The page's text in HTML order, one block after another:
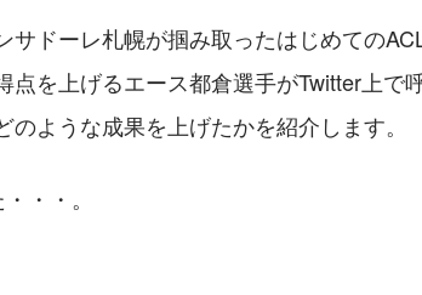
サドーレ札幌が掴み取ったはじめての
点を上げるエース都倉選手がTwitter上で
のような成果を上げたかを紹介します。
・・。